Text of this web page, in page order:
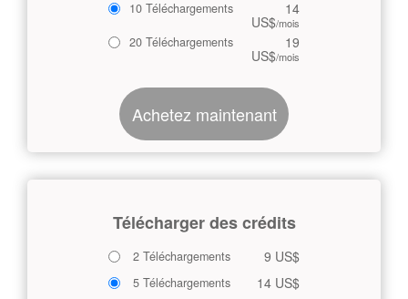
10 Téléchargements 14
US$/mois
20 Téléchargements 19
US$/mois
Achetez maintenant
Télécharger des crédits
2 Téléchargements 9 US$
5 Téléchargements 14 US$